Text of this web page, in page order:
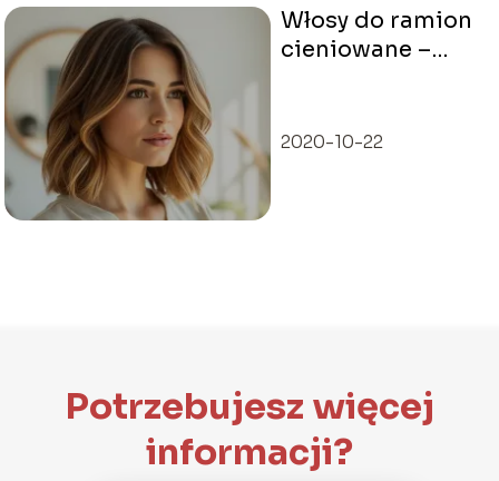
Włosy do ramion
cieniowane –
2020-10-22
Potrzebujesz więcej
informacji?